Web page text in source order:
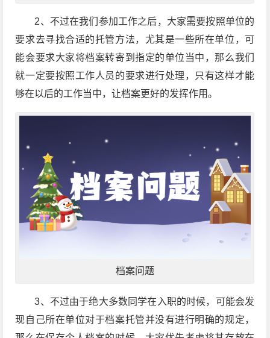
2、不过在我们参加工作之后，大家需要按照单位的
要求去寻找合适的托管方法，尤其是一些所在单位，可
能会要求大家将档案转寄到指定的单位当中，那么我们
就一定要按照工作人员的要求进行处理，只有这样才能
够在以后的工作当中，让档案更好的发挥作用。
档案问题
3、不过由于绝大多数同学在入职的时候，可能会发
现自己所在单位对于档案托管并没有进行明确的规定，